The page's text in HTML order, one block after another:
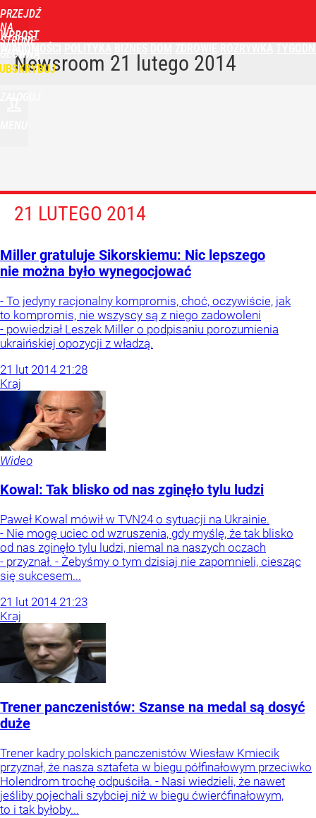
PRZEJDŹ
NA
STRONĘ
GŁÓWNĄ
WPROST
Newsroom 21 lutego 2014
21 LUTEGO 2014
Miller gratuluje Sikorskiemu: Nic lepszego
nie można było wynegocjować
- To jedyny racjonalny kompromis, choć, oczywiście, jak
to kompromis, nie wszyscy są z niego zadowoleni
- powiedział Leszek Miller o podpisaniu porozumienia
ukraińskiej opozycji z władzą.
21 lut 2014 21:28
Kraj
Wideo
Kowal: Tak blisko od nas zginęło tylu ludzi
Paweł Kowal mówił w TVN24 o sytuacji na Ukrainie.
- Nie mogę uciec od wzruszenia, gdy myślę, że tak blisko
od nas zginęło tylu ludzi, niemal na naszych oczach
- przyznał. - Żebyśmy o tym dzisiaj nie zapomnieli, ciesząc
się sukcesem...
21 lut 2014 21:23
Kraj
Trener panczenistów: Szanse na medal są dosyć
duże
Trener kadry polskich panczenistów Wiesław Kmiecik
przyznał, że nasza sztafeta w biegu półfinałowym przeciwko
Holendrom trochę odpuściła. - Nasi wiedzieli, że nawet
jeśliby pojechali szybciej niż w biegu ćwierćfinałowym,
to i tak byłoby...